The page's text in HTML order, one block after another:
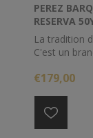
PEREZ
RESERVA
La tradition
C'est un
la méthode
profond,
séduction
€179,00